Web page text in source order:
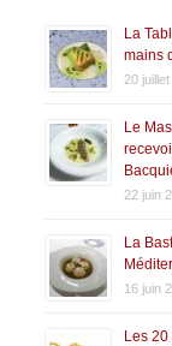
La
mains
20
Le
22 juin
La
16 juin
Les 20